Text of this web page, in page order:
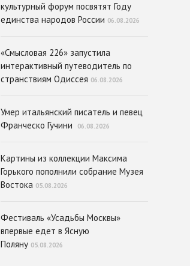
культурный форум посвятят Году
единства народов России 06.08.2026
«Смысловая 226» запустила
интерактивный путеводитель по
странствиям Одиссея 06.08.2026
Умер итальянский писатель и певец
Франческо Гучини
06.08.2026
Картины из коллекции Максима
Горького пополнили собрание Музея
Востока 05.08.2026
Фестиваль «Усадьбы Москвы»
впервые едет в Ясную
Поляну 05.08.2026